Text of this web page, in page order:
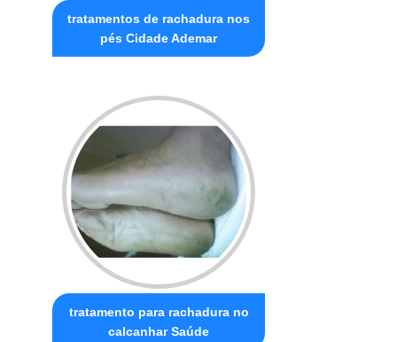
tratamentos de rachadura nos
pés Cidade Ademar
tratamento para rachadura no
calcanhar Saúde